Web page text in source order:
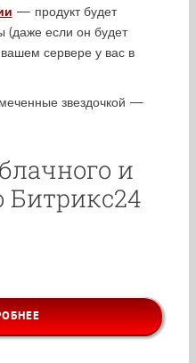
— продукт будет
(даже если он будет
сервере у вас в
звездочкой —
и
Битрикс24